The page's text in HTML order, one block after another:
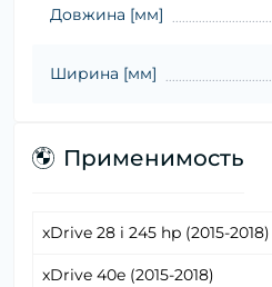
Довжина [мм]
Ширина [мм]
Применимость
xDrive 28 i 245 hp (2015-2018)
xDrive 40e (2015-2018)